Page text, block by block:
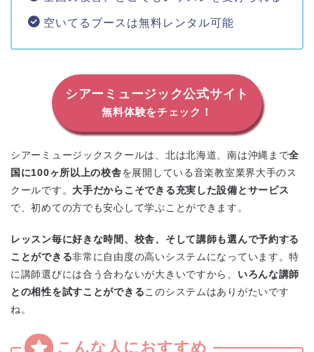
空いてるブースは無料レンタル可能
シアーミュージック公式サイト
無料体験をチェック！
シアーミュージックスクールは、北は北海道、南は沖縄まで全
国に100ヶ所以上の校舎を展開している音楽教室業界大手のス
クールです。 大手だからこそできる充実した設備とサービス
で、初めての方でも安心して学ぶことができます。
レッスン毎に好きな時間、校舎、そして講師も選んで予約する
ことができる非常に自由度の高いシステムになっています。特
に講師選びには合う合わないが大きいですから、 いろんな講師
との相性を試すことができるこのシステムはありがたいです
ね。